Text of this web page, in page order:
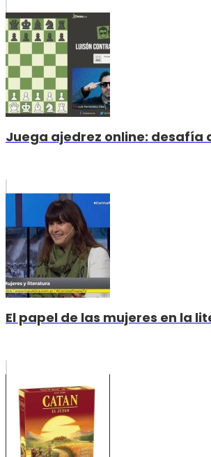
Juega ajedrez online: desafía
El papel de las mujeres en la